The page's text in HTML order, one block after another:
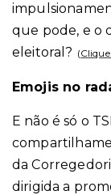
que pode, e o
eleitoral? (
Emojis no
E não é só o
da
dirigida a